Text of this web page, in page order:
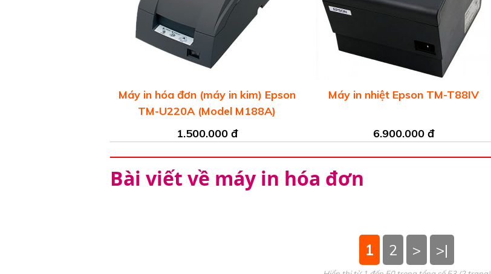
Máy in hóa đơn (máy in kim) Epson
TM-U220A (Model M188A)
1.500.000 đ
Máy in nhiệt Epson TM-T88IV
6.900.000 đ
Bài viết về máy in hóa đơn
1 2 > >|